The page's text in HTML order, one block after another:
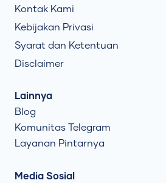
Kontak Kami
Kebijakan Privasi
Syarat dan Ketentuan
Disclaimer
Lainnya
Blog
Komunitas Telegram
Layanan Pintarnya
Media Sosial